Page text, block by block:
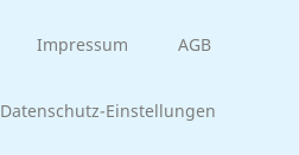
Impressum AGB
Datenschutz-Einstellungen